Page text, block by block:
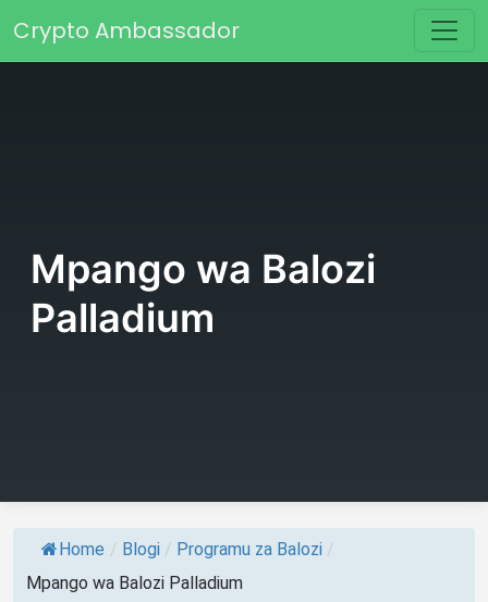
Main Navigation
Crypto Ambassador
Mpango wa Balozi
Palladium
Home / Blogi / Programu za Balozi /
Mpango wa Balozi Palladium